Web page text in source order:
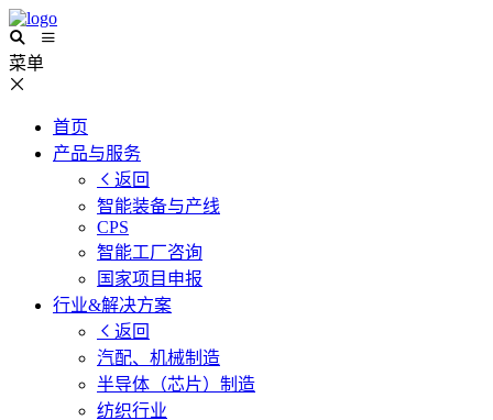
菜单
首页
产品与服务
返回
智能装备与产线
CPS
智能工厂咨询
国家项目申报
行业&解决方案
返回
汽配、机械制造
半导体（芯片）制造
纺织行业